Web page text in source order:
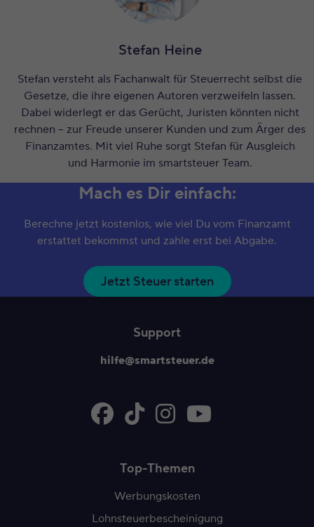
Stefan Heine
Stefan versteht als Fachanwalt für Steuerrecht selbst die
Gesetze, die ihre eigenen Autoren verzweifeln lassen.
Dabei widerlegt er das Gerücht, Juristen könnten nicht
rechnen – zur Freude unserer Kunden und zum Ärger des
Finanzamtes. Mit viel Ruhe sorgt Stefan für Ausgleich
und Harmonie im smartsteuer Team.
Mach es Dir einfach:
Berechne jetzt kostenlos, wie viel Du vom Finanzamt
erstattet bekommst und zahle erst bei Abgabe.
Jetzt Steuer starten
Support
hilfe@smartsteuer.de
Top-Themen
Werbungskosten
Lohnsteuerbescheinigung